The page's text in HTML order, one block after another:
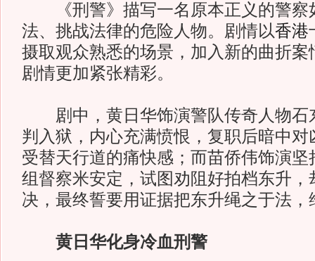
《刑警》描写一名原本正义的警察
法、挑战法律的危险人物。剧情以香港
摄取观众熟悉的场景，加入新的曲折案
剧情更加紧张精彩。
剧中，黄日华饰演警队传奇人物石
判入狱，内心充满愤恨，复职后暗中对
受替天行道的痛快感；而苗侨伟饰演坚
组督察米安定，试图劝阻好拍档东升，
决，最终誓要用证据把东升绳之于法，
黄日华化身冷血刑警